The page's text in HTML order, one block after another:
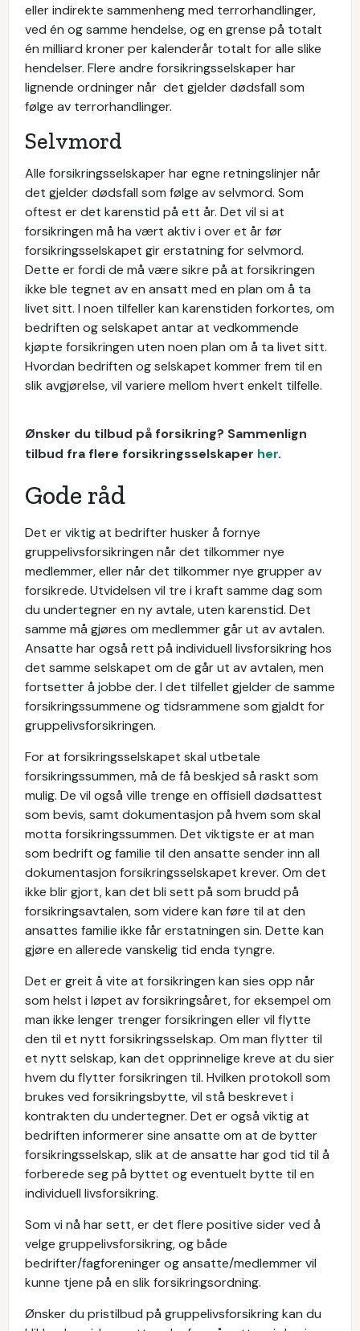
eller indirekte sammenheng med terrorhandlinger,
ved én og samme hendelse, og en grense på totalt
én milliard kroner per kalenderår totalt for alle slike
hendelser. Flere andre forsikringsselskaper har
lignende ordninger når det gjelder dødsfall som
følge av terrorhandlinger.
Selvmord
Alle forsikringsselskaper har egne retningslinjer når
det gjelder dødsfall som følge av selvmord. Som
oftest er det karenstid på ett år. Det vil si at
forsikringen må ha vært aktiv i over et år før
forsikringsselskapet gir erstatning for selvmord.
Dette er fordi de må være sikre på at forsikringen
ikke ble tegnet av en ansatt med en plan om å ta
livet sitt. I noen tilfeller kan karenstiden forkortes, om
bedriften og selskapet antar at vedkommende
kjøpte forsikringen uten noen plan om å ta livet sitt.
Hvordan bedriften og selskapet kommer frem til en
slik avgjørelse, vil variere mellom hvert enkelt tilfelle.
Ønsker du tilbud på forsikring? Sammenlign
tilbud fra flere forsikringsselskaper her.
Gode råd
Det er viktig at bedrifter husker å fornye
gruppelivsforsikringen når det tilkommer nye
medlemmer, eller når det tilkommer nye grupper av
forsikrede. Utvidelsen vil tre i kraft samme dag som
du undertegner en ny avtale, uten karenstid. Det
samme må gjøres om medlemmer går ut av avtalen.
Ansatte har også rett på individuell livsforsikring hos
det samme selskapet om de går ut av avtalen, men
fortsetter å jobbe der. I det tilfellet gjelder de samme
forsikringssummene og tidsrammene som gjaldt for
gruppelivsforsikringen.
For at forsikringsselskapet skal utbetale
forsikringssummen, må de få beskjed så raskt som
mulig. De vil også ville trenge en offisiell dødsattest
som bevis, samt dokumentasjon på hvem som skal
motta forsikringssummen. Det viktigste er at man
som bedrift og familie til den ansatte sender inn all
dokumentasjon forsikringsselskapet krever. Om det
ikke blir gjort, kan det bli sett på som brudd på
forsikringsavtalen, som videre kan føre til at den
ansattes familie ikke får erstatningen sin. Dette kan
gjøre en allerede vanskelig tid enda tyngre.
Det er greit å vite at forsikringen kan sies opp når
som helst i løpet av forsikringsåret, for eksempel om
man ikke lenger trenger forsikringen eller vil flytte
den til et nytt forsikringsselskap. Om man flytter til
et nytt selskap, kan det opprinnelige kreve at du sier
hvem du flytter forsikringen til. Hvilken protokoll som
brukes ved forsikringsbytte, vil stå beskrevet i
kontrakten du undertegner. Det er også viktig at
bedriften informerer sine ansatte om at de bytter
forsikringsselskap, slik at de ansatte har god tid til å
forberede seg på byttet og eventuelt bytte til en
individuell livsforsikring.
Som vi nå har sett, er det flere positive sider ved å
velge gruppelivsforsikring, og både
bedrifter/fagforeninger og ansatte/medlemmer vil
kunne tjene på en slik forsikringsordning.
Ønsker du pristilbud på gruppelivsforsikring kan du